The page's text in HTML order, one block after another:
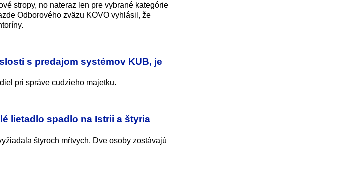
stropy, no nateraz len pre vybrané kategórie
Odborového zväzu KOVO vyhlásil, že
s predajom systémov KUB, je
pri správe cudzieho majetku.
lietadlo spadlo na Istrii a štyria
štyroch mŕtvych. Dve osoby zostávajú